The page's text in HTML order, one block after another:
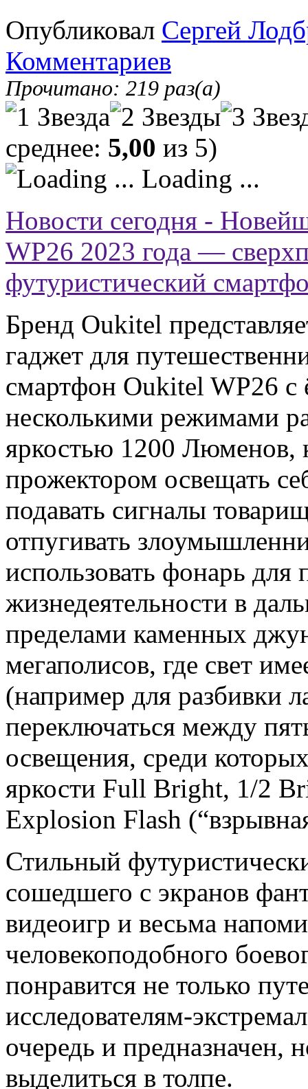
Опубликовал Сергей
Комментариев
Прочитано: 219 раз(а)
среднее: 5,00 из 5)
Loading ...
Новости сегодня -
WP26 2023 года —
футуристический
Бренд Oukitel
гаджет для
смартфон Oukitel WP26
несколькими режимами
яркостью 1200 Люменов,
прожектором освещать
подавать сигналы
отпугивать
использовать фонарь для
жизнедеятельности в
пределами каменных
мегаполисов, где свет
(например для разбивки
переключаться между
освещения, среди
яркости Full Bright, 1/2
Explosion Flash
Стильный
сошедшего с экранов
видеоигр и весьма
человекоподобного
понравится не только
исследователям-
очередь и предназначен,
выделиться в толпе.